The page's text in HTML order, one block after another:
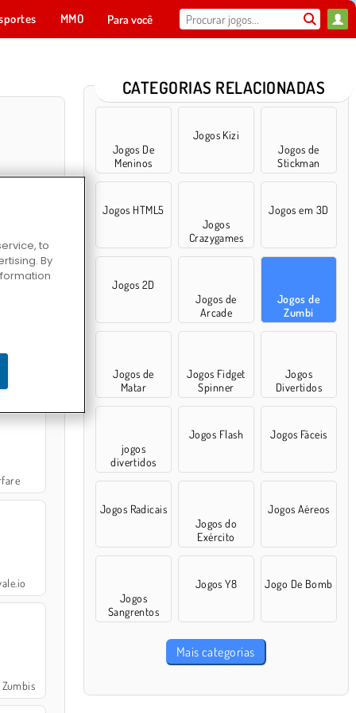
MMO Para você
no Templo
CATEGORIAS RELACIONADAS
Jogos De
Meninos
Jogos Kizi
Jogos de
Stickman
Jogos HTML5
Jogos
Crazygames
Jogos em 3D
Jogos 2D
Jogos de
Arcade
Jogos de
Zumbi
Jogos de
Matar
Jogos Fidget
Spinner
Jogos
Divertidos
jogos
divertidos
Jogos Flash Jogos Fáceis
Jogos Radicais
Jogos do
Exército
Jogos Aéreos
Jogos
Sangrentos
Jogos Y8 Jogo De Bomb
Mais categorias
to
By